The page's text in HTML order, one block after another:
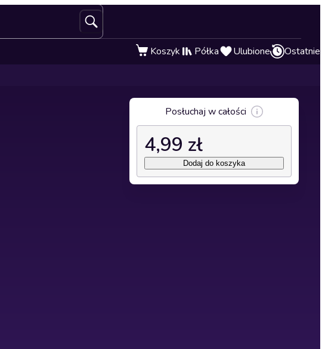
Koszyk Półka Ulubione Ostatnie
Posłuchaj w całości
4,99 zł
Dodaj do koszyka